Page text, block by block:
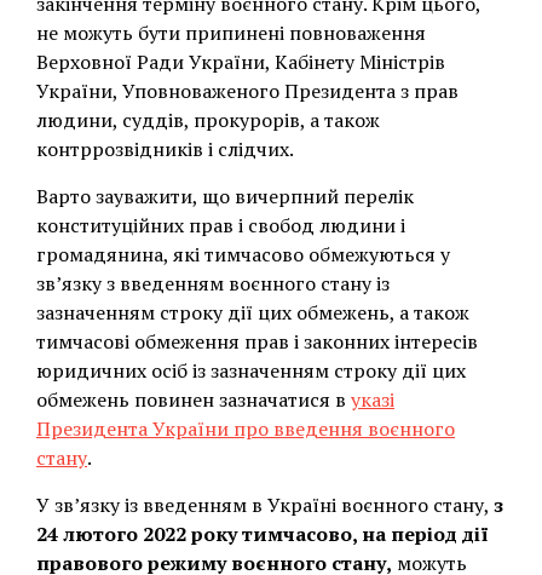
не можуть бути припинені повноваження
Верховної Ради України, Кабінету Міністрів
України, Уповноваженого Президента з прав
людини, суддів, прокурорів, а також
контррозвідників і слідчих.
Варто зауважити, що вичерпний перелік
конституційних прав і свобод людини і
громадянина, які тимчасово обмежуються у
зв’язку з введенням воєнного стану із
зазначенням строку дії цих обмежень, а також
тимчасові обмеження прав і законних інтересів
юридичних осіб із зазначенням строку дії цих
обмежень повинен зазначатися в указі
Президента України про введення воєнного
стану.
У зв’язку із введенням в Україні воєнного стану, з
24 лютого 2022 року тимчасово, на період дії
правового режиму воєнного стану, можуть